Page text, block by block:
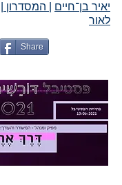
יאיר בן־חיים המסדרון
לאור
Share